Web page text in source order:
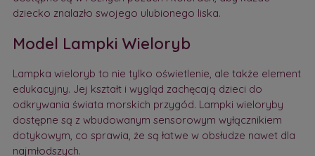
dziecko znalazło swojego ulubionego liska.
Model Lampki Wieloryb
Lampka wieloryb to nie tylko oświetlenie, ale także element
edukacyjny. Jej kształt i wygląd zachęcają dzieci do
odkrywania świata morskich przygód. Lampki wieloryby
dostępne są z wbudowanym sensorowym wyłącznikiem
dotykowym, co sprawia, że są łatwe w obsłudze nawet dla
najmłodszych.